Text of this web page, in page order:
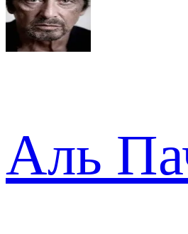
Аль